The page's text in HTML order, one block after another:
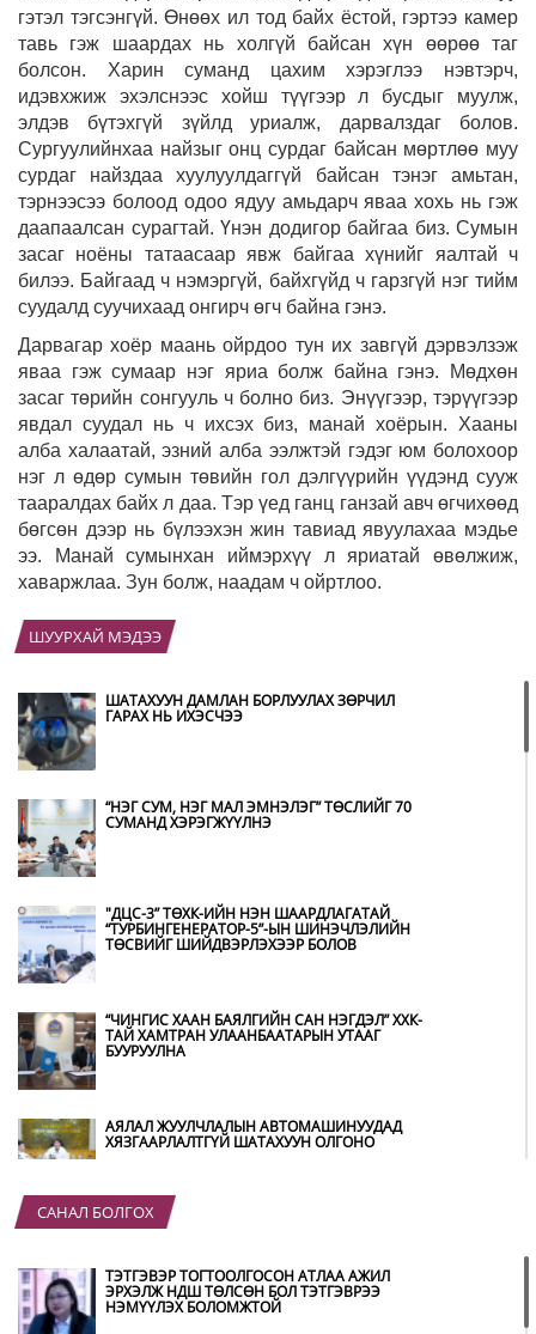
гэтэл тэгсэнгүй. Өнөөх ил тод байх ёстой, гэртээ камер
тавь гэж шаардах нь холгүй байсан хүн өөрөө таг
болсон. Харин суманд цахим хэрэглээ нэвтэрч,
идэвхжиж эхэлснээс хойш түүгээр л бусдыг муулж,
элдэв бүтэхгүй зүйлд уриалж, дарвалздаг болов.
Сургуулийнхаа найзыг онц сурдаг байсан мөртлөө муу
сурдаг найздаа хуулуулдаггүй байсан тэнэг амьтан,
тэрнээсээ болоод одоо ядуу амьдарч яваа хохь нь гэж
даапаалсан сурагтай. Үнэн додигор байгаа биз. Сумын
засаг ноёны татаасаар явж байгаа хүнийг яалтай ч
билээ. Байгаад ч нэмэргүй, байхгүйд ч гарзгүй нэг тийм
суудалд суучихаад онгирч өгч байна гэнэ.
Дарвагар хоёр маань ойрдоо тун их завгүй дэрвэлзэж
яваа гэж сумаар нэг яриа болж байна гэнэ. Мөдхөн
засаг төрийн сонгууль ч болно биз. Энүүгээр, тэрүүгээр
явдал суудал нь ч ихсэх биз, манай хоёрын. Хааны
алба халаатай, эзний алба ээлжтэй гэдэг юм болохоор
нэг л өдөр сумын төвийн гол дэлгүүрийн үүдэнд сууж
тааралдах байх л даа. Тэр үед ганц ганзай авч өгчихөөд
бөгсөн дээр нь бүлээхэн жин тавиад явуулахаа мэдье
ээ. Манай сумынхан иймэрхүү л яриатай өвөлжиж,
хаваржлаа. Зун болж, наадам ч ойртлоо.
ШУУРХАЙ МЭДЭЭ
ШАТАХУУН ДАМЛАН БОРЛУУЛАХ ЗӨРЧИЛ
ГАРАХ НЬ ИХЭСЧЭЭ
“НЭГ СУМ, НЭГ МАЛ ЭМНЭЛЭГ” ТӨСЛИЙГ 70
СУМАНД ХЭРЭГЖҮҮЛНЭ
"ДЦС-3” ТӨХК-ИЙН НЭН ШААРДЛАГАТАЙ
“ТУРБИНГЕНЕРАТОР-5”-ЫН ШИНЭЧЛЭЛИЙН
ТӨСВИЙГ ШИЙДВЭРЛЭХЭЭР БОЛОВ
“ЧИНГИС ХААН БАЯЛГИЙН САН НЭГДЭЛ” ХХК-
ТАЙ ХАМТРАН УЛААНБААТАРЫН УТААГ
БУУРУУЛНА
АЯЛАЛ ЖУУЛЧЛАЛЫН АВТОМАШИНУУДАД
ХЯЗГААРЛАЛТГҮЙ ШАТАХУУН ОЛГОНО
“ХОТЫН ДАРГА СОНСОЖ БАЙНА” 150150
САНАЛ БОЛГОХ
ТЭТГЭВЭР ТОГТООЛГОСОН АТЛАА АЖИЛ
ЭРХЭЛЖ НДШ ТӨЛСӨН БОЛ ТЭТГЭВРЭЭ
НЭМҮҮЛЭХ БОЛОМЖТОЙ